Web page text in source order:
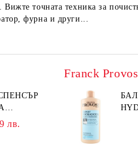
Вижте точната техника за
фурна и други...
лв.